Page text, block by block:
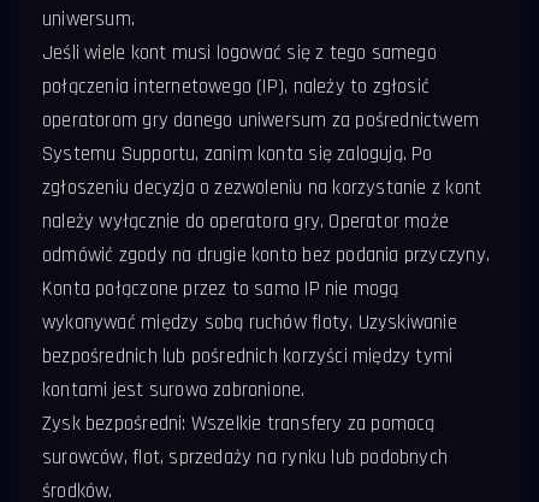
uniwersum.
Jeśli wiele kont musi logować się z tego samego
połączenia internetowego (IP), należy to zgłosić
operatorom gry danego uniwersum za pośrednictwem
Systemu Supportu, zanim konta się zalogują. Po
zgłoszeniu decyzja o zezwoleniu na korzystanie z kont
należy wyłącznie do operatora gry. Operator może
odmówić zgody na drugie konto bez podania przyczyny.
Konta połączone przez to samo IP nie mogą
wykonywać między sobą ruchów floty. Uzyskiwanie
bezpośrednich lub pośrednich korzyści między tymi
kontami jest surowo zabronione.
Zysk bezpośredni: Wszelkie transfery za pomocą
surowców, flot, sprzedaży na rynku lub podobnych
środków.